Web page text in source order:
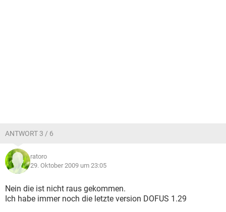
ANTWORT 3 / 6
ratoro
29. Oktober 2009 um 23:05
Nein die ist nicht raus gekommen.
Ich habe immer noch die letzte version DOFUS 1.29